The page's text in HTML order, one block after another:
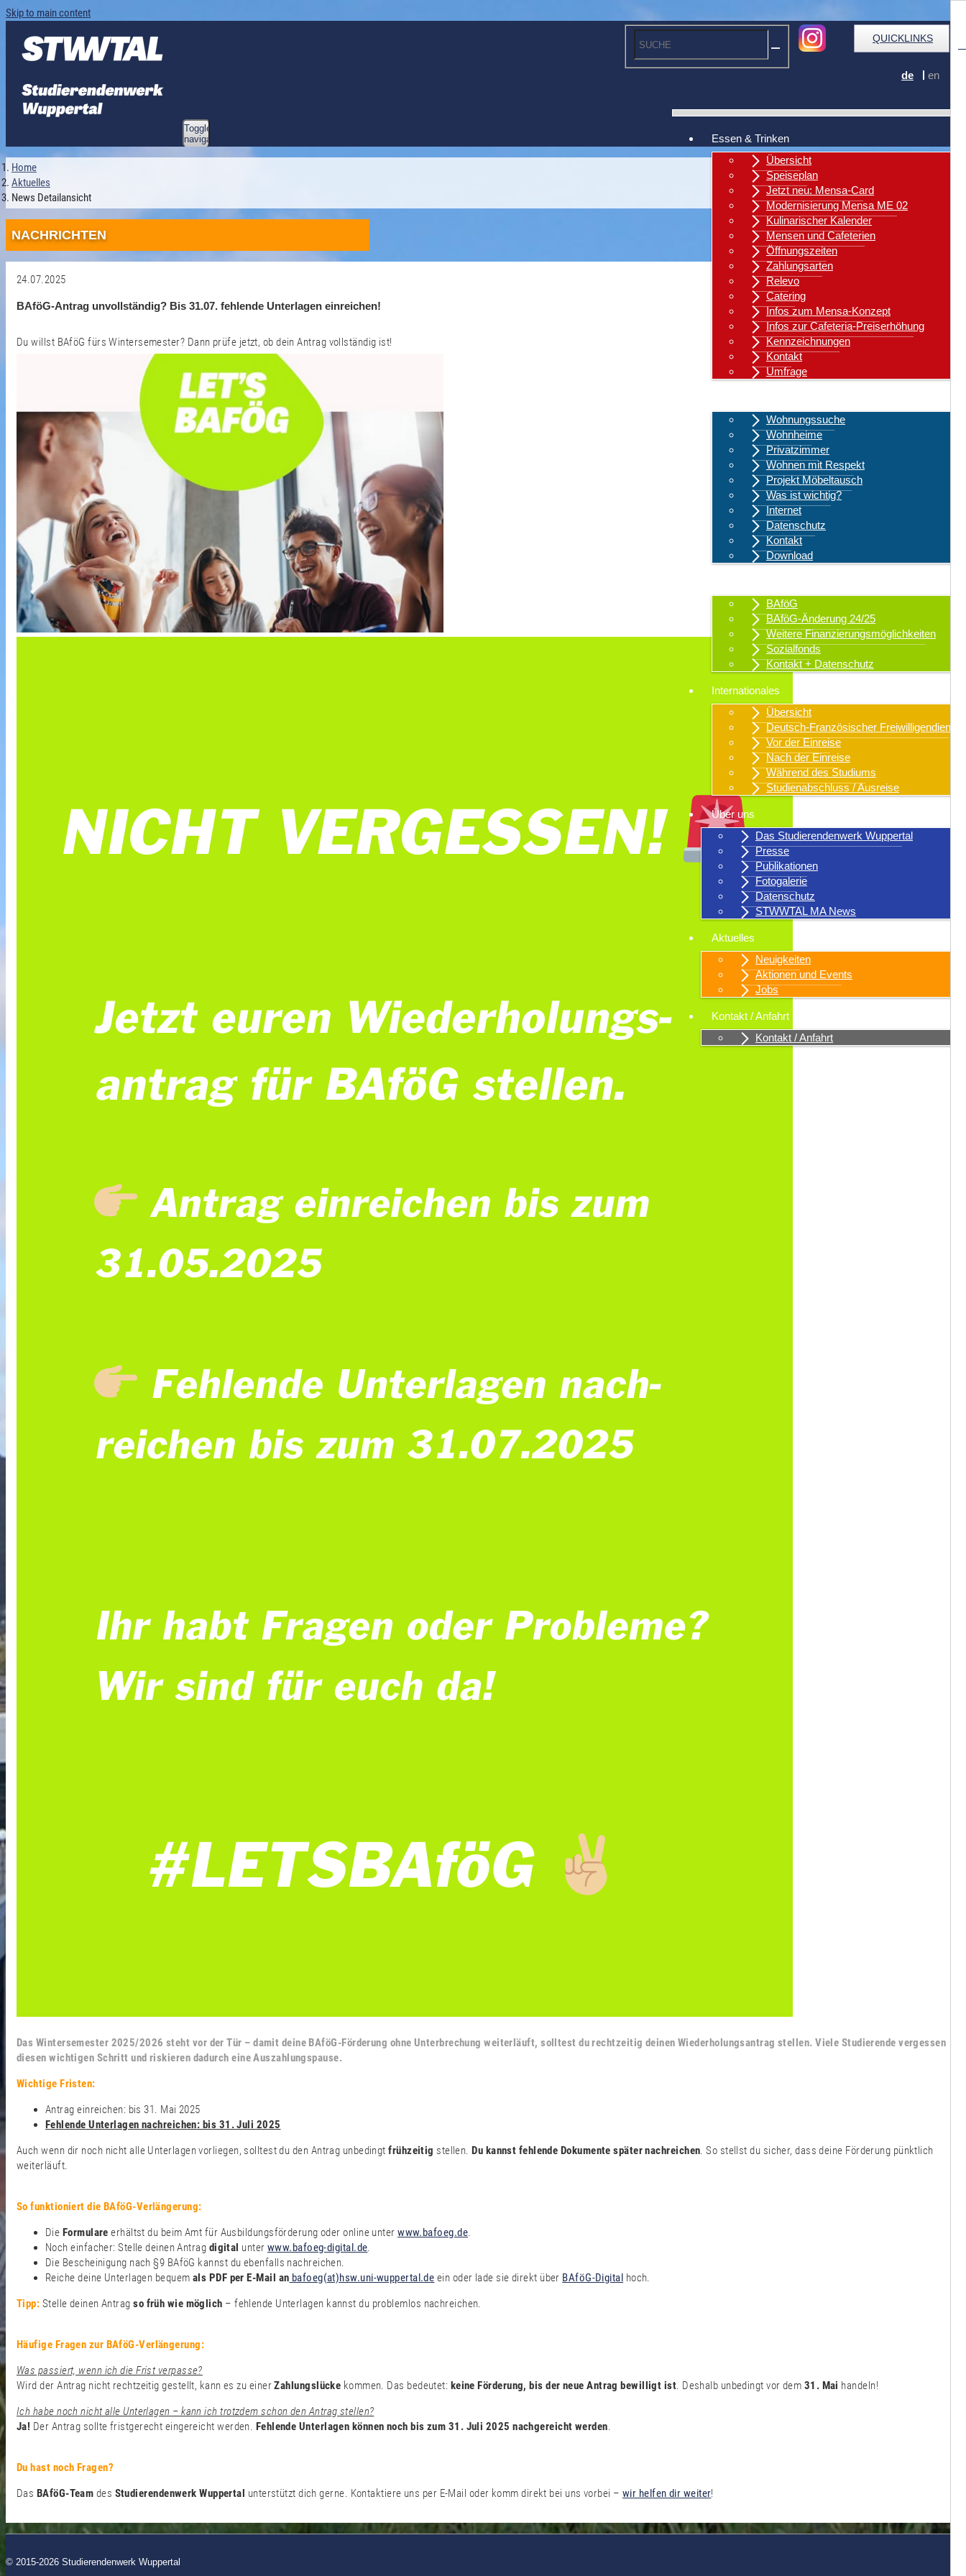
Skip to main content
Toggle
navigation
Essen & Trinken
Übersicht
Speiseplan
Jetzt neu: Mensa-Card
Modernisierung Mensa ME 02
Kulinarischer Kalender
Mensen und Cafeterien
Öffnungszeiten
Zahlungsarten
Relevo
Catering
Infos zum Mensa-Konzept
Infos zur Cafeteria-Preiserhöhung
Kennzeichnungen
Kontakt
Umfrage
Wohnungssuche
Wohnheime
Privatzimmer
Wohnen mit Respekt
Projekt Möbeltausch
Was ist wichtig?
Internet
Datenschutz
Kontakt
Download
BAföG
BAföG-Änderung 24/25
Weitere Finanzierungsmöglichkeiten
Sozialfonds
Kontakt + Datenschutz
Internationales
Übersicht
Deutsch-Französischer Freiwilligendienst
Vor der Einreise
Nach der Einreise
Während des Studiums
Studienabschluss / Ausreise
Über uns
Das Studierendenwerk Wuppertal
Presse
Publikationen
Fotogalerie
Datenschutz
STWWTAL MA News
Aktuelles
Neuigkeiten
Aktionen und Events
Jobs
Kontakt / Anfahrt
Kontakt / Anfahrt
QUICKLINKS
de en
Home
Aktuelles
News Detailansicht
NACHRICHTEN
24.07.2025
BAföG-Antrag unvollständig? Bis 31.07. fehlende Unterlagen einreichen!
Du willst BAföG fürs Wintersemester? Dann prüfe jetzt, ob dein Antrag vollständig ist!
Das Wintersemester 2025/2026 steht vor der Tür – damit deine BAföG-Förderung ohne Unterbrechung weiterläuft, solltest du rechtzeitig deinen Wiederholungsantrag stellen. Viele Studierende vergessen
diesen wichtigen Schritt und riskieren dadurch eine Auszahlungspause.
Wichtige Fristen:
Antrag einreichen: bis 31. Mai 2025
Fehlende Unterlagen nachreichen: bis 31. Juli 2025
Auch wenn dir noch nicht alle Unterlagen vorliegen, solltest du den Antrag unbedingtfrühzeitig stellen.Du kannst fehlende Dokumente später nachreichen. So stellst du sicher, dass deine Förderung pünktlich
weiterläuft.
So funktioniert die BAföG-Verlängerung:
Die Formulareerhältst du beim Amt für Ausbildungsförderung oder online unterwww.bafoeg.de.
Noch einfacher: Stelle deinen Antrag digital unter www.bafoeg-digital.de.
Die Bescheinigung nach §9 BAföG kannst du ebenfalls nachreichen.
Reiche deine Unterlagen bequem als PDF per E-Mail an bafoeg(at)hsw.uni-wuppertal.de ein oder lade sie direkt über BAföG-Digital hoch.
Tipp: Stelle deinen Antragso früh wie möglich – fehlende Unterlagen kannst du problemlos nachreichen.
Häufige Fragen zur BAföG-Verlängerung:
Was passiert, wenn ich die Frist verpasse?
Wird der Antrag nicht rechtzeitig gestellt, kann es zu einerZahlungslücke kommen. Das bedeutet: keine Förderung, bis der neue Antrag bewilligt ist. Deshalb unbedingt vor dem 31. Mai handeln!
Ich habe noch nicht alle Unterlagen – kann ich trotzdem schon den Antrag stellen?
Ja! Der Antrag sollte fristgerecht eingereicht werden. Fehlende Unterlagen können noch bis zum 31. Juli 2025 nachgereicht werden.
Du hast noch Fragen?
Das BAföG-Team des Studierendenwerk Wuppertal unterstützt dich gerne. Kontaktiere uns per E-Mail oder komm direkt bei uns vorbei – wir helfen dir weiter!
© 2015-2026 Studierendenwerk Wuppertal